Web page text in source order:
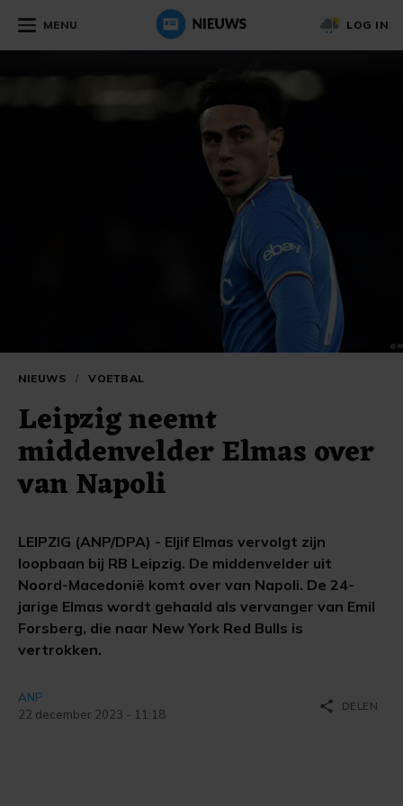
MENU LOG IN
NIEUWS / VOETBAL
Leipzig neemt
middenvelder Elmas over
van Napoli
LEIPZIG (ANP/DPA) - Eljif Elmas vervolgt zijn
loopbaan bij RB Leipzig. De middenvelder uit
Noord-Macedonië komt over van Napoli. De 24-
jarige Elmas wordt gehaald als vervanger van Emil
Forsberg, die naar New York Red Bulls is
vertrokken.
ANP
22 december 2023 - 11:18
share DELEN